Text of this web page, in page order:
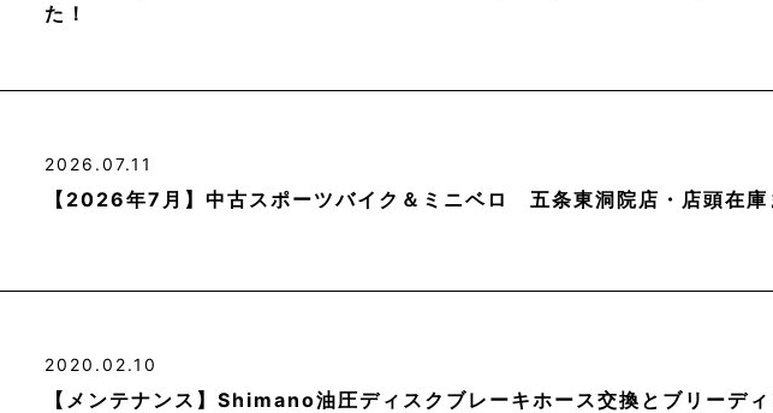
た！
2026.07.11
【2026年7月】中古スポーツバイク＆ミニベロ 五条東洞院店・店頭在庫
2020.02.10
【メンテナンス】Shimano油圧ディスクブレーキホース交換とブリーディ